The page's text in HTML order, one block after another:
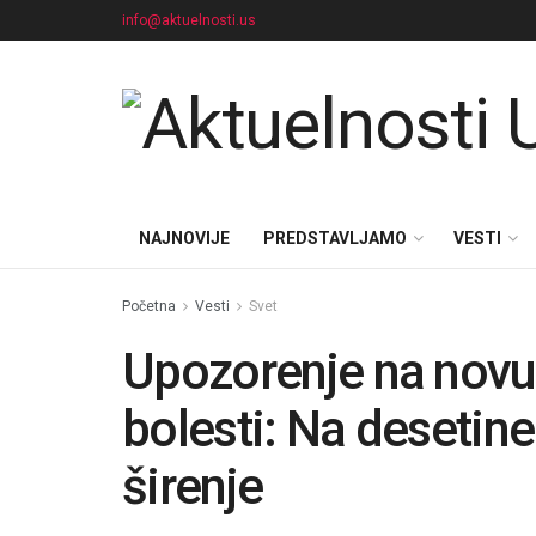
info@aktuelnosti.us
NAJNOVIJE PREDSTAVLJAMO VESTI
Početna Vesti Svet
Upozorenje na
bolesti: Na
širenje